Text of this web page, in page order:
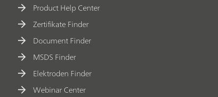
Product Help Center
Zertifikate Finder
Document Finder
MSDS Finder
Elektroden Finder
Webinar Center